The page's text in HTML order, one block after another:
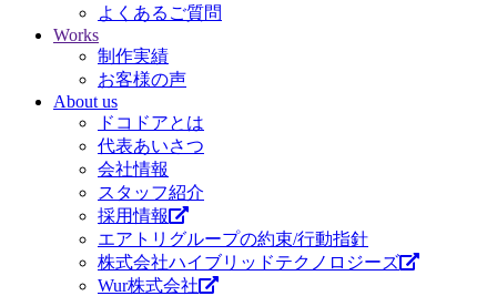
よくあるご質問
Works
制作実績
お客様の声
About us
ドコドアとは
代表あいさつ
会社情報
スタッフ紹介
採用情報
エアトリグループの約束/行動指針
株式会社ハイブリッドテクノロジーズ
Wur株式会社